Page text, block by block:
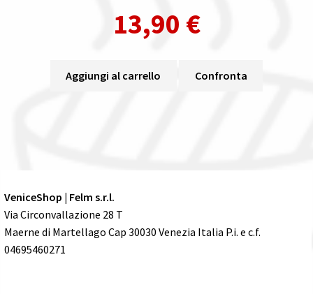
13,90 €
Aggiungi al carrello Confronta
VeniceShop | Felm s.r.l.
Via Circonvallazione 28 T
Maerne di Martellago Cap 30030 Venezia Italia P.i. e c.f.
04695460271